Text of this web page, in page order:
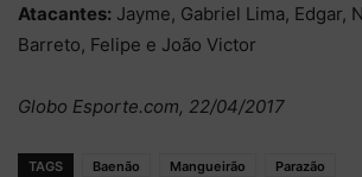
Atacantes: Jayme, Gabriel Lima, Edgar,
Barreto, Felipe e João Victor
Globo Esporte.com, 22/04/2017
TAGS Baenão Mangueirão Parazão